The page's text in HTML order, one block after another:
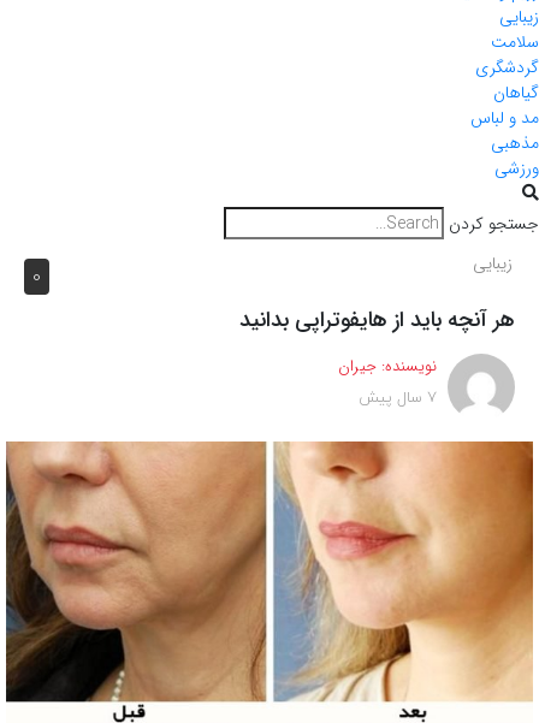
زیبایی
سلامت
گردشگری
گیاهان
مد و لباس
مذهبی
ورزشی
جستجو کردن
0 زیبایی
هر آنچه باید از هایفوتراپی بدانید
نویسنده: جیران
7 سال پیش